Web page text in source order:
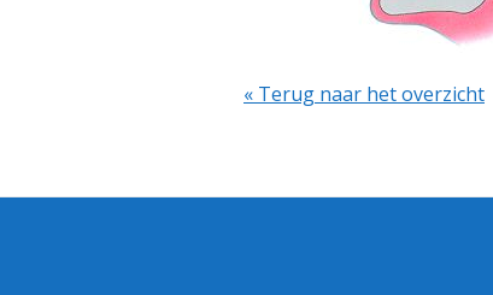
« Terug naar het overzicht